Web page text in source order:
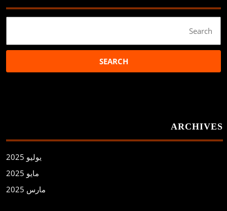
for:
ARCHIVES
يوليو 2025
مايو 2025
مارس 2025